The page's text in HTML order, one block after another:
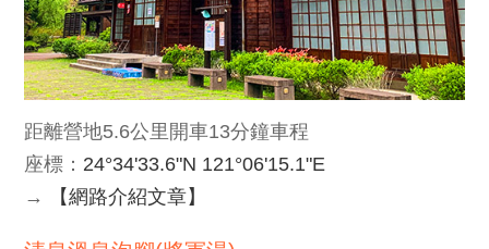
距離營地5.6公里開車13分鐘車程
座標： 24°34'33.6"N 121°06'15.1"E
→
【網路介紹文章】